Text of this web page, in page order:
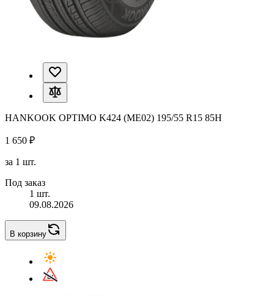
HANKOOK OPTIMO K424 (ME02) 195/55 R15 85H
1 650 ₽
за 1 шт.
Под заказ
1 шт.
09.08.2026
В корзину